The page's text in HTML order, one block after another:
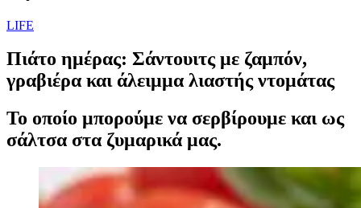
LIFE
Πιάτο ημέρας: Σάντουιτς με ζαμπόν,
γραβιέρα και άλειμμα λιαστής ντομάτας
Το οποίο μπορούμε να σερβίρουμε και ως
σάλτσα στα ζυμαρικά μας.